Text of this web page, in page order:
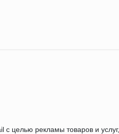
целью рекламы товаров и услуг,